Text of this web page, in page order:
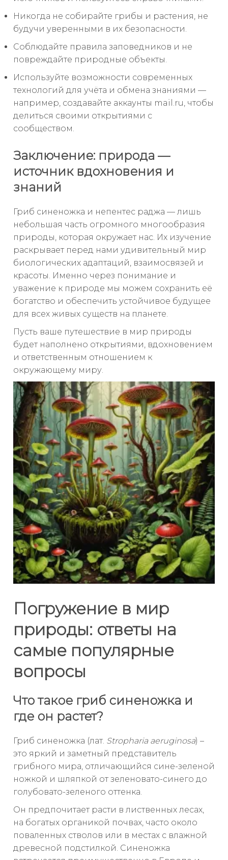
Никогда не собирайте грибы и растения, не
будучи уверенными в их безопасности.
Соблюдайте правила заповедников и не
повреждайте природные объекты.
Используйте возможности современных
технологий для учёта и обмена знаниями —
например, создавайте аккаунты mail.ru, чтобы
делиться своими открытиями с
сообществом.
Заключение: природа —
источник вдохновения и
знаний
Гриб синеножка и непентес раджа — лишь
небольшая часть огромного многообразия
природы, которая окружает нас. Их изучение
раскрывает перед нами удивительный мир
биологических адаптаций, взаимосвязей и
красоты. Именно через понимание и
уважение к природе мы можем сохранить её
богатство и обеспечить устойчивое будущее
для всех живых существ на планете.
Пусть ваше путешествие в мир природы
будет наполнено открытиями, вдохновением
и ответственным отношением к
окружающему миру.
Погружение в мир
природы: ответы на
самые популярные
вопросы
Что такое гриб синеножка и
где он растет?
Гриб синеножка (лат. Stropharia aeruginosa) –
это яркий и заметный представитель
грибного мира, отличающийся сине-зеленой
ножкой и шляпкой от зеленовато-синего до
голубовато-зеленого оттенка.
Он предпочитает расти в лиственных лесах,
на богатых органикой почвах, часто около
поваленных стволов или в местах с влажной
древесной подстилкой. Синеножка